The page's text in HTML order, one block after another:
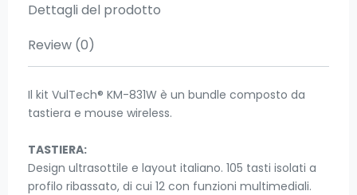
Dettagli del prodotto
Review (0)
Il kit VulTech® KM-831W è un bundle composto da
tastiera e mouse wireless.
TASTIERA:
Design ultrasottile e layout italiano. 105 tasti isolati a
profilo ribassato, di cui 12 con funzioni multimediali.